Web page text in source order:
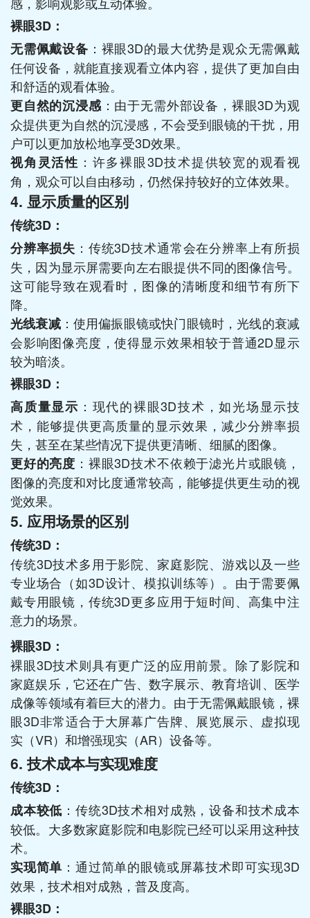
裸眼3D：
无需佩戴设备 ：裸眼3D的最大优势是观众无需佩戴
任何设备，就能直接观看立体内容，提供了更加自由
和舒适的观看体验。
更自然的沉浸感 ：由于无需外部设备，裸眼3D为观
众提供更为自然的沉浸感，不会受到眼镜的干扰，用
户可以更加放松地享受3D效果。
视角灵活性 ：许多裸眼3D技术提供较宽的观看视
角，观众可以自由移动，仍然保持较好的立体效果。
4. 显示质量的区别
传统3D：
分辨率损失 ：传统3D技术通常会在分辨率上有所损
失，因为显示屏需要向左右眼提供不同的图像信号。
这可能导致在观看时，图像的清晰度和细节有所下
降。
光线衰减：使用偏振眼镜或快门眼镜时，光线的衰减
会影响图像亮度，使得显示效果相较于普通2D显示
较为暗淡。
裸眼3D：
高质量显示 ：现代的裸眼3D技术，如光场显示技
术，能够提供更高质量的显示效果，减少分辨率损
失，甚至在某些情况下提供更清晰、细腻的图像。
更好的亮度 ：裸眼3D技术不依赖于滤光片或眼镜，
图像的亮度和对比度通常较高，能够提供更生动的视
觉效果。
5. 应用场景的区别
传统3D：
传统3D技术多用于影院、家庭影院、游戏以及一些
专业场合（如3D设计、模拟训练等）。由于需要佩
戴专用眼镜，传统3D更多应用于短时间、高集中注
意力的场景。
裸眼3D：
裸眼3D技术则具有更广泛的应用前景。除了影院和
家庭娱乐，它还在广告、数字展示、教育培训、医学
成像等领域有着巨大的潜力。由于无需佩戴眼镜，裸
眼3D非常适合于大屏幕广告牌、展览展示、虚拟现
实（VR）和增强现实（AR）设备等。
6. 技术成本与实现难度
传统3D：
成本较低 ：传统3D技术相对成熟，设备和技术成本
较低。大多数家庭影院和电影院已经可以采用这种技
术。
实现简单 ：通过简单的眼镜或屏幕技术即可实现3D
效果，技术相对成熟，普及度高。
裸眼3D：